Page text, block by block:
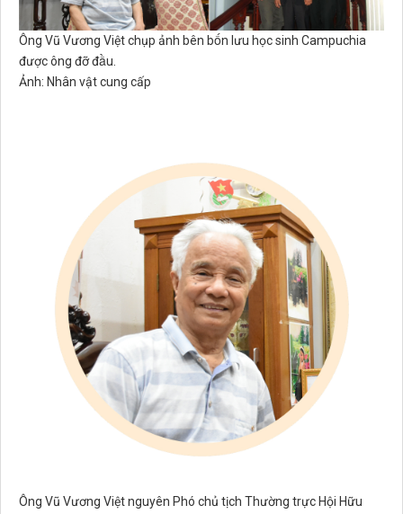
Ông Vũ Vương Việt chụp ảnh bên bốn lưu học sinh Campuchia
được ông đỡ đầu.
Ảnh: Nhân vật cung cấp
Ông Vũ Vương Việt nguyên Phó chủ tịch Thường trực Hội Hữu